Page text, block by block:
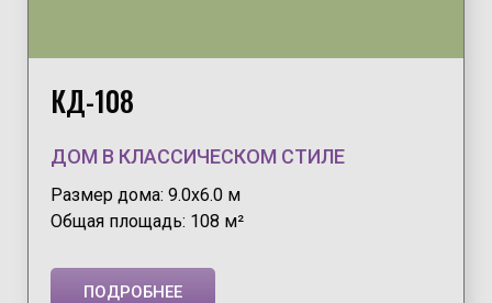
КД-108
ДОМ В КЛАССИЧЕСКОМ СТИЛЕ
Размер дома: 9.0х6.0 м
Общая площадь: 108 м²
ПОДРОБНЕЕ